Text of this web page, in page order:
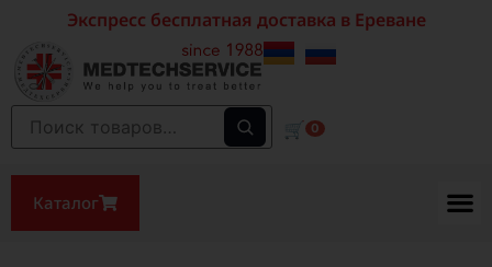
Экспресс бесплатная доставка в Ереване
🛒 0
Каталог